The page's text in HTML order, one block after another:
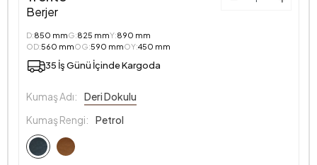
Berjer
D:850 mmG:825 mmY:890 mm
OD:560 mmOG:590 mmOY:450 mm
35 İş Günü İçinde Kargoda
Kumaş Adı:
Deri Dokulu
Kumaş Rengi:
Petrol